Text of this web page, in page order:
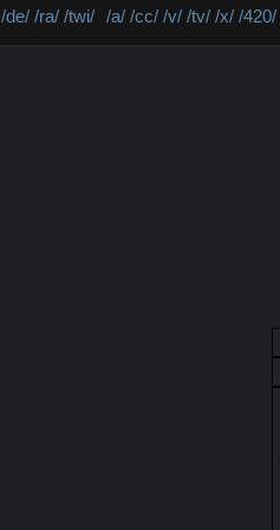
/de/ /ra/ /twi/ /a/ /cc/ /v/ /tv/ /x/ /420/